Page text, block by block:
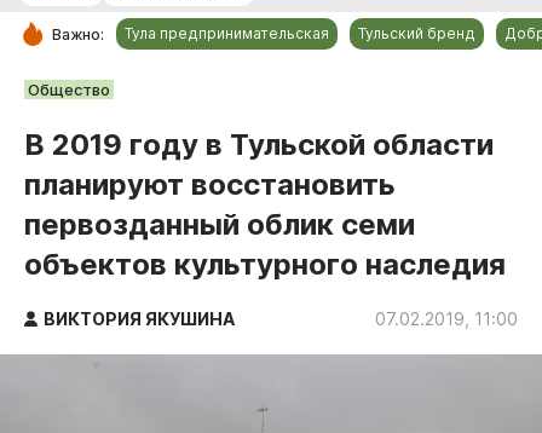
РУБРИКИ
Общество
Культура
Происшествия
Спорт
Тульский бренд
Тула предпринимательская
Важно: Тула предпринимательская Тульский бренд
Общество
В 2019 году в Тульской области
планируют восстановить
первозданный облик семи
объектов культурного наследия
ВИКТОРИЯ ЯКУШИНА 07.02.2019, 11:00